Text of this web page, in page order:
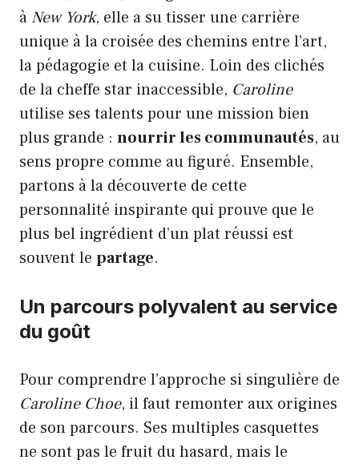
à New York, elle a su tisser une carrière
unique à la croisée des chemins entre l’art,
la pédagogie et la cuisine. Loin des clichés
de la cheffe star inaccessible, Caroline
utilise ses talents pour une mission bien
plus grande : nourrir les communautés, au
sens propre comme au figuré. Ensemble,
partons à la découverte de cette
personnalité inspirante qui prouve que le
plus bel ingrédient d’un plat réussi est
souvent le partage.
Un parcours polyvalent au service
du goût
Pour comprendre l’approche si singulière de
Caroline Choe, il faut remonter aux origines
de son parcours. Ses multiples casquettes
ne sont pas le fruit du hasard, mais le